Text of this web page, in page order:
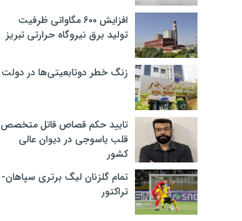
افزایش ۶۰۰ مگاواتی ظرفیت
تولید برق نیروگاه حرارتی تبریز
زنگ خطر دوتابعیتی‌ها در دولت
تایید حکم قصاص قاتل متخصص
قلب یاسوجی در دیوان عالی
کشور
تمام گلزنان لیگ‌ برتری سپاهان-
تراکتور